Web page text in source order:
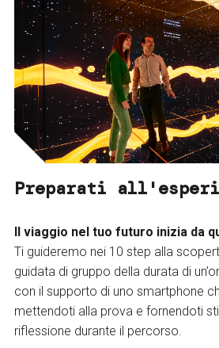
Preparati
Il viaggio nel tuo futuro inizia da
Ti guideremo nei 10 step alla
guidata di gruppo della durata di
con il supporto di uno smartphone
mettendoti alla prova e fornendoti
riflessione durante il percorso.